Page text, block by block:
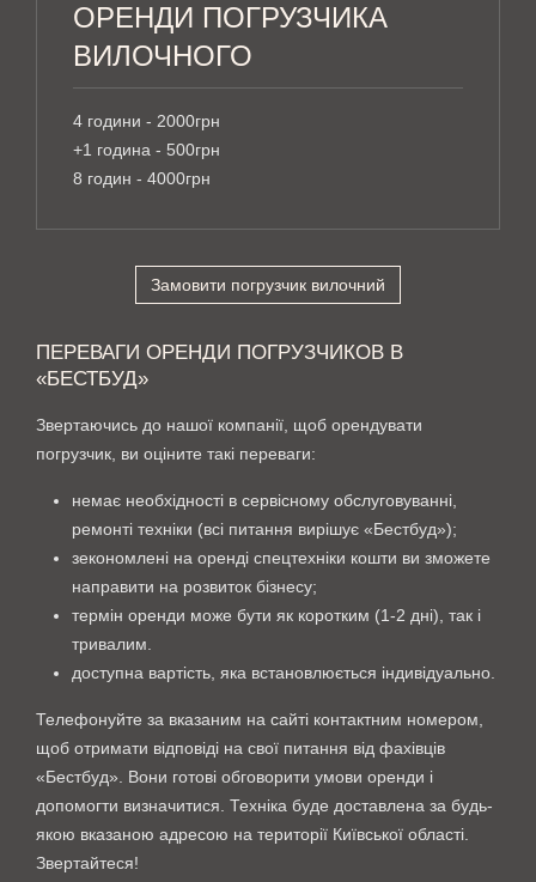
ОРЕНДИ ПОГРУЗЧИКА
ВИЛОЧНОГО
4 години - 2000грн
+1 година - 500грн
8 годин - 4000грн
Замовити погрузчик вилочний
ПЕРЕВАГИ ОРЕНДИ ПОГРУЗЧИКОВ В
«БЕСТБУД»
Звертаючись до нашої компанії, щоб орендувати
погрузчик, ви оціните такі переваги:
немає необхідності в сервісному обслуговуванні,
ремонті техніки (всі питання вирішує «Бестбуд»);
зекономлені на оренді спецтехніки кошти ви зможете
направити на розвиток бізнесу;
термін оренди може бути як коротким (1-2 дні), так і
тривалим.
доступна вартість, яка встановлюється індивідуально.
Телефонуйте за вказаним на сайті контактним номером,
щоб отримати відповіді на свої питання від фахівців
«Бестбуд». Вони готові обговорити умови оренди і
допомогти визначитися. Техніка буде доставлена ​​за будь-
якою вказаною адресою на території Київської області.
Звертайтеся!